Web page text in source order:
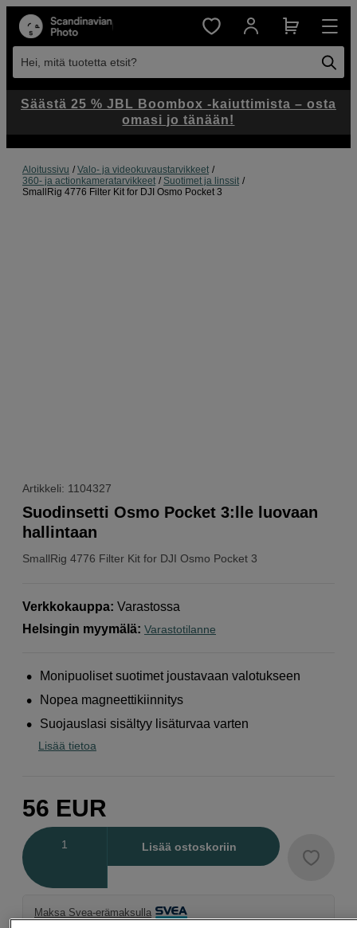
Hei, mitä tuotetta etsit?
Aloitussivu
Valo- ja videokuvaustarvikkeet
360- ja actionkameratarvikkeet
Suotimet ja linssit
SmallRig 4776 Filter Kit for DJI Osmo Pocket 3
Artikkeli: 1104327
SmallRig 4776 Filter Kit for DJI Osmo Pocket 3
Suodinsetti Osmo Pocket 3:lle luovaan
hallintaan
Verkkokauppa: Varastossa
Helsingin myymälä: Varastotilanne
Monipuoliset suotimet joustavaan valotukseen
Nopea magneettikiinnitys
Suojauslasi sisältyy lisäturvaa varten
Lisää tietoa
56 EUR
Lisää ostoskoriin
Maksa Svea-erämaksulla
Säästä 25 % JBL Boombox -kaiuttimista – osta
omasi jo tänään!